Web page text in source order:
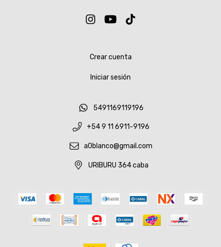
Crear cuenta
Iniciar sesión
5491169119196
+54 9 11 6911-9196
a0blanco@gmail.com
URIBURU 364 caba